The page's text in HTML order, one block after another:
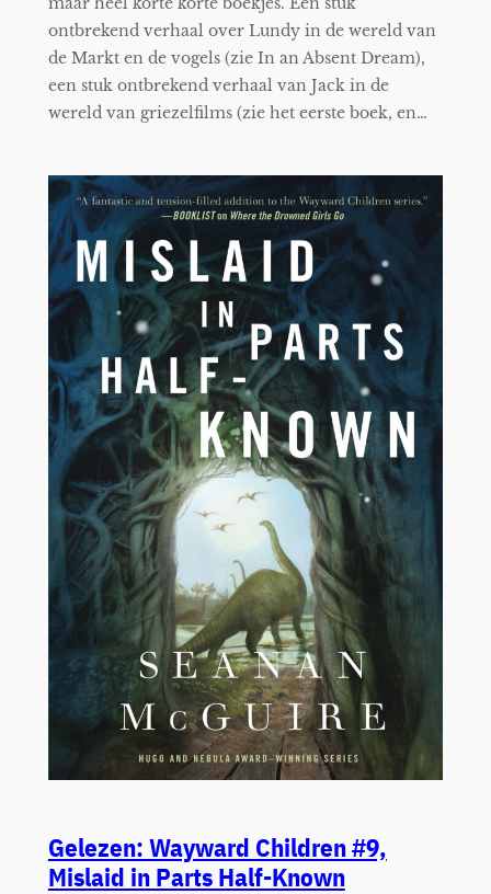
ontbrekend verhaal over Lundy in de wereld van
de Markt en de vogels (zie In an Absent Dream),
een stuk ontbrekend verhaal van Jack in de
wereld van griezelfilms (zie het eerste boek, en…
Gelezen: Wayward Children #9,
Mislaid in Parts Half-Known